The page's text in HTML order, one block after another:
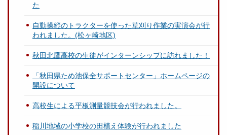
た
自動操縦のトラクターを使った草刈り作業の実演会が行
われました。(松ヶ崎地区)
秋田北鷹高校の生徒がインターンシップに訪れました！
「秋田県ため池保全サポートセンター」ホームページの
開設について
高校生による平板測量競技会が行われました。
稲川地域の小学校の田植え体験が行われました